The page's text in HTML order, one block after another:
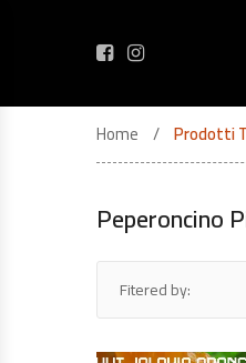
Home Prodotti
Peperoncino
Fitered by: